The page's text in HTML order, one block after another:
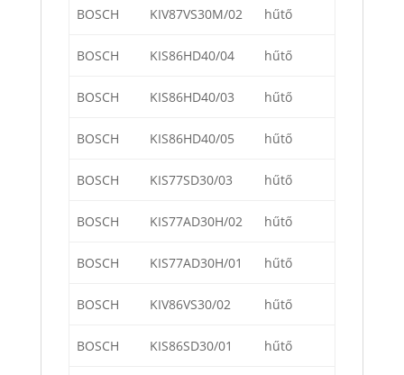
BOSCH KIV87VS30M/02 hűtő
BOSCH KIS86HD40/04 hűtő
BOSCH KIS86HD40/03 hűtő
BOSCH KIS86HD40/05 hűtő
BOSCH KIS77SD30/03 hűtő
BOSCH KIS77AD30H/02 hűtő
BOSCH KIS77AD30H/01 hűtő
BOSCH KIV86VS30/02 hűtő
BOSCH KIS86SD30/01 hűtő